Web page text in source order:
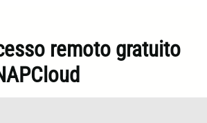
remoto gratuito